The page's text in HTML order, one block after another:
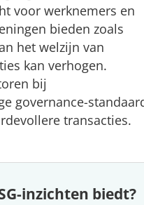
voor werknemers en
bieden zoals
het welzijn van
kan verhogen​.
bij
governance-
transacties.
inzichten biedt?